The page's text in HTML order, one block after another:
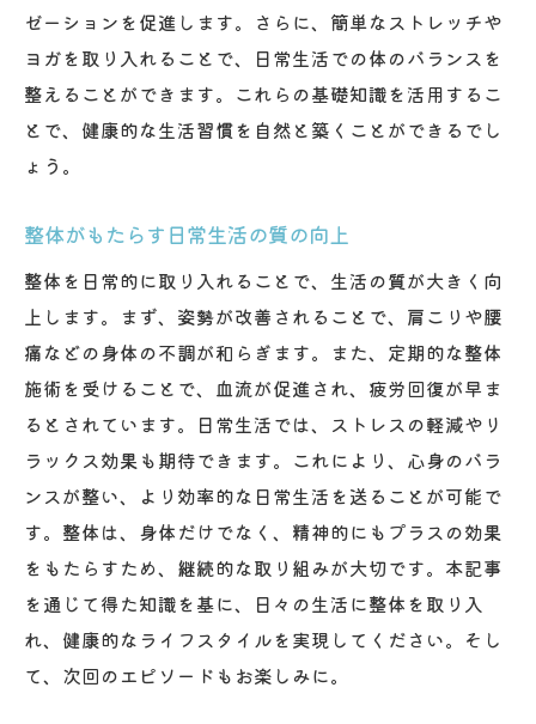
ゼーションを促進します。さらに、簡単なストレッチや
ヨガを取り入れることで、日常生活での体のバランスを
整えることができます。これらの基礎知識を活用するこ
とで、健康的な生活習慣を自然と築くことができるでし
ょう。
整体がもたらす日常生活の質の向上
整体を日常的に取り入れることで、生活の質が大きく向
上します。まず、姿勢が改善されることで、肩こりや腰
痛などの身体の不調が和らぎます。また、定期的な整体
施術を受けることで、血流が促進され、疲労回復が早ま
るとされています。日常生活では、ストレスの軽減やリ
ラックス効果も期待できます。これにより、心身のバラ
ンスが整い、より効率的な日常生活を送ることが可能で
す。整体は、身体だけでなく、精神的にもプラスの効果
をもたらすため、継続的な取り組みが大切です。本記事
を通じて得た知識を基に、日々の生活に整体を取り入
れ、健康的なライフスタイルを実現してください。そし
て、次回のエピソードもお楽しみに。